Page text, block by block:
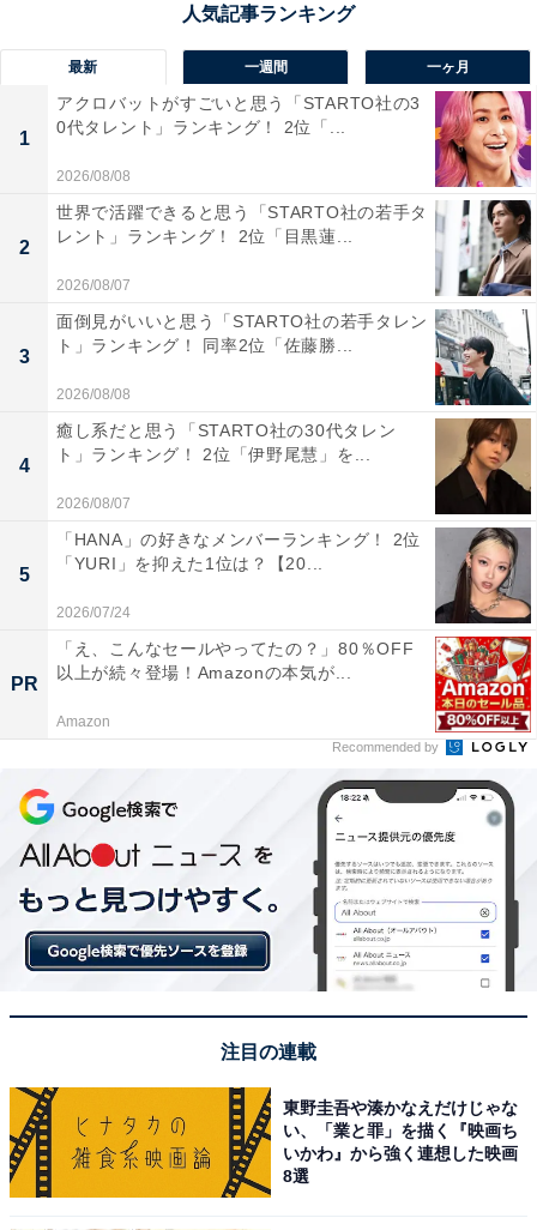
1位：『海のはじまり』
A post shared by 『海のはじまり』月9ドラマ【公式】
1位にランクインしたのは、月9ドラマ『海のはじまり』
（フジテレビ系）です。月9初出演となるSnow Manの目
黒蓮さんが主演を務めます。
目黒さんが演じるのは、昔の恋人との間に突然血のつな
がった6歳の娘がいることを知らされた主人公・月岡
夏。今までに演じたことのない、父親役という新たな役
最新 一週間 一ヶ月
1
アクロバットがすごいと思う「STARTO社の3
0代タレント」ランキング！ 2位「...
2026/08/08
2
世界で活躍できると思う「STARTO社の若手タ
レント」ランキング！ 2位「目黒蓮...
2026/08/07
3
面倒見がいいと思う「STARTO社の若手タレン
ト」ランキング！ 同率2位「佐藤勝...
2026/08/08
4
癒し系だと思う「STARTO社の30代タレン
ト」ランキング！ 2位「伊野尾慧」を...
2026/08/07
5
「HANA」の好きなメンバーランキング！ 2位
「YURI」を抑えた1位は？【20...
2026/07/24
PR
「え、こんなセールやってたの？」80％OFF
以上が続々登場！Amazonの本気が...
Amazon
Recommended by
注目の連載
東野圭吾や湊かなえだけじゃな
い、「業と罪」を描く『映画ち
いかわ』から強く連想した映画
8選